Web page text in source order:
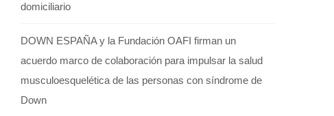
domiciliario
DOWN ESPAÑA y la Fundación OAFI firman un
acuerdo marco de colaboración para impulsar la salud
musculoesquelética de las personas con síndrome de
Down